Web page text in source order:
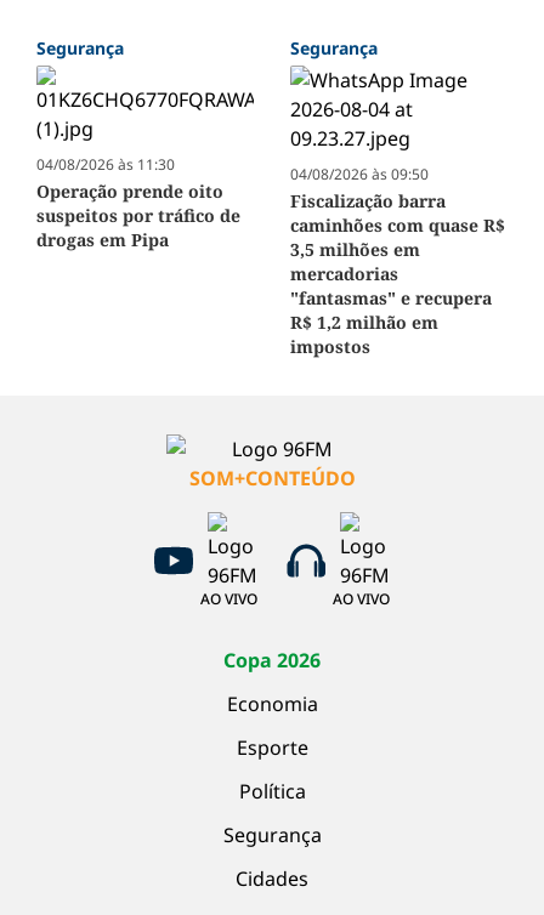
Segurança
04/08/2026 às 11:30
Operação prende oito
suspeitos por tráfico de
drogas em Pipa
Segurança
04/08/2026 às 09:50
Fiscalização barra
caminhões com quase R$
3,5 milhões em
mercadorias
"fantasmas" e recupera
R$ 1,2 milhão em
impostos
SOM+CONTEÚDO
AO VIVO AO VIVO
Copa 2026
Economia
Esporte
Política
Segurança
Cidades